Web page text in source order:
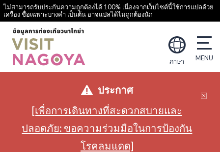
ไม่สามารถรับประกันความถูกต้องได้ 100% เนื่องจากเว็บไซต์นี้ใช้การแปลด้วย
เครื่อง ชื่อเฉพาะบางคำ เป็นต้น อาจแปลได้ไม่ถูกต้องนัก
ภาษา
ประกาศ
[เพื่อการเดินทางที่สะดวกสบายและ
ปลอดภัย: ขอความร่วมมือในการป้องกัน
โรคลมแดด]